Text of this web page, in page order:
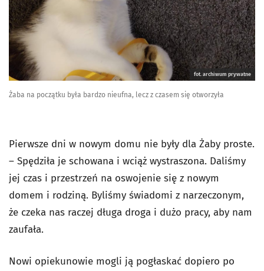
fot. archiwum prywatne
Żaba na początku była bardzo nieufna, lecz z czasem się otworzyła
Pierwsze dni w nowym domu nie były dla Żaby proste.
– Spędziła je schowana i wciąż wystraszona. Daliśmy
jej czas i przestrzeń na oswojenie się z nowym
domem i rodziną. Byliśmy świadomi z narzeczonym,
że czeka nas raczej długa droga i dużo pracy, aby nam
zaufała.
Nowi opiekunowie mogli ją pogłaskać dopiero po